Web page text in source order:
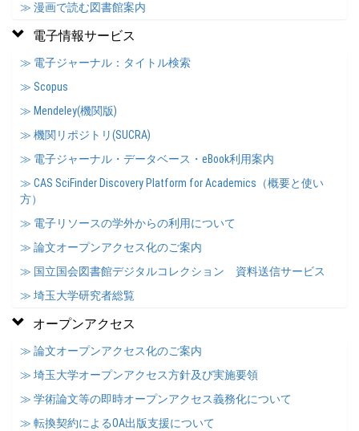
≫ 漫画で読む図書館案内
電子情報サービス
≫ 電子ジャーナル：タイトル検索
≫ Scopus
≫ Mendeley(機関版)
≫ 機関リポジトリ(SUCRA)
≫ 電子ジャーナル・データベース・eBook利用案内
≫ CAS SciFinder Discovery Platform for Academics（概要と使い
方）
≫ 電子リソースの学外からの利用について
≫ 論文オープンアクセス化のご案内
≫ 国立国会図書館デジタルコレクション 資料送信サービス
≫ 埼玉大学研究者総覧
オープンアクセス
≫ 論文オープンアクセス化のご案内
≫ 埼玉大学オープンアクセス方針及び実施要領
≫ 学術論文等の即時オープンアクセス義務化について
≫ 転換契約によるOA出版支援について